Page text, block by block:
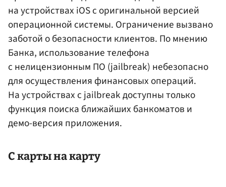
на устройствах iOS с оригинальной версией
операционной системы. Ограничение вызвано
заботой о безопасности клиентов. По мнению
Банка, использование телефона
с нелицензионным ПО (jailbreak) небезопасно
для осуществления финансовых операций.
На устройствах с jailbreak доступны только
функция поиска ближайших банкоматов и
демо-версия приложения.
С карты на карту